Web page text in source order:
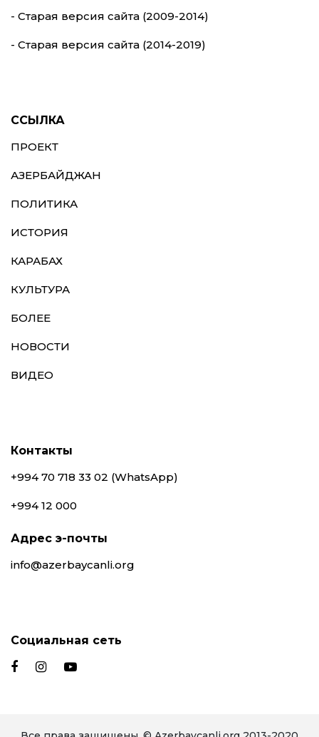
- Старая версия сайта (2009-2014)
- Старая версия сайта (2014-2019)
ССЫЛКА
ПРОЕКТ
АЗЕРБАЙДЖАН
ПОЛИТИКА
ИСТОРИЯ
КАРАБАХ
КУЛЬТУРА
БОЛЕЕ
НОВОСТИ
ВИДЕО
Контакты
+994 70 718 33 02 (WhatsApp)
+994 12 000
Адрес э-почты
info@azerbaycanli.org
Социальная сеть